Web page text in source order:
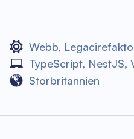
Webb,
TypeScript, NestJS,
Storbritannien